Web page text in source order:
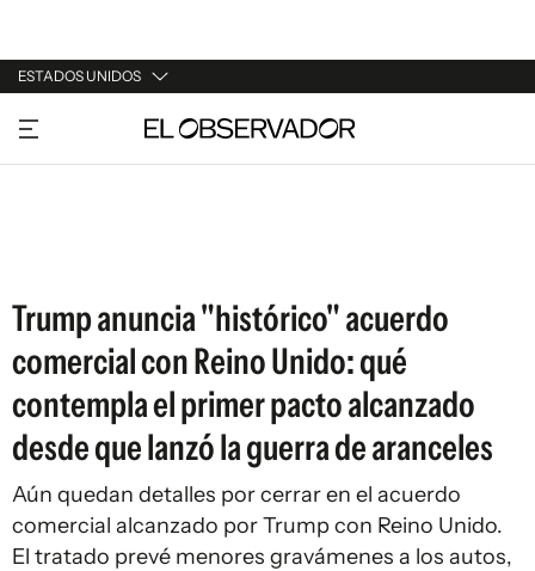
ESTADOS UNIDOS
URUGUAY
ARGENTINA
Trump anuncia "histórico" acuerdo
comercial con Reino Unido: qué
contempla el primer pacto alcanzado
desde que lanzó la guerra de aranceles
Aún quedan detalles por cerrar en el acuerdo
comercial alcanzado por Trump con Reino Unido.
El tratado prevé menores gravámenes a los autos,